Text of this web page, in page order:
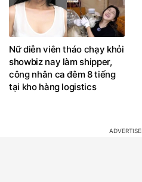
Nữ diễn viên tháo chạy khỏi
showbiz nay làm shipper,
công nhân ca đêm 8 tiếng
tại kho hàng logistics